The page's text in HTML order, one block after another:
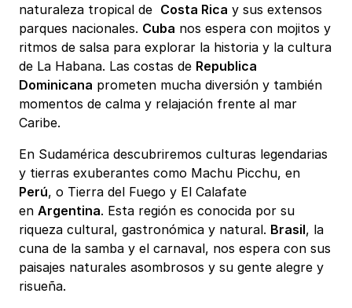
naturaleza tropical de Costa Rica y sus extensos
parques nacionales. Cuba nos espera con mojitos y
ritmos de salsa para explorar la historia y la cultura
de La Habana. Las costas de Republica
Dominicana prometen mucha diversión y también
momentos de calma y relajación frente al mar
Caribe.
En Sudamérica descubriremos culturas legendarias
y tierras exuberantes como Machu Picchu, en
Perú, o Tierra del Fuego y El Calafate
en Argentina. Esta región es conocida por su
riqueza cultural, gastronómica y natural. Brasil, la
cuna de la samba y el carnaval, nos espera con sus
paisajes naturales asombrosos y su gente alegre y
risueña.